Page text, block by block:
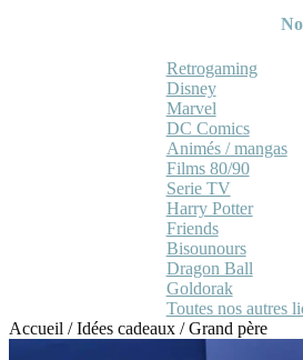
Retrogaming
Disney
Marvel
DC Comics
Animés / mangas
Films 80/90
Serie TV
Harry Potter
Friends
Bisounours
Dragon Ball
Goldorak
Toutes nos autres
Accueil /Idées cadeaux /Grand père